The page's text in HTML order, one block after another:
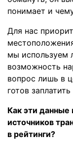
понимает и
Для нас
мы используем
возможность
вопрос лишь в
готов
Как эти данные
источников
в рейтинги?